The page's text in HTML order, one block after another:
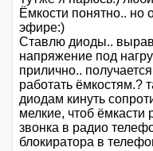
Ёмкости понятно.. но
эфире:)
Ставлю диоды..
напряжение под
прилично..
работать ёмкостям.?
диодам кинуть
мелкие, чтоб ёмкасти
звонка в радио
блокиратора в